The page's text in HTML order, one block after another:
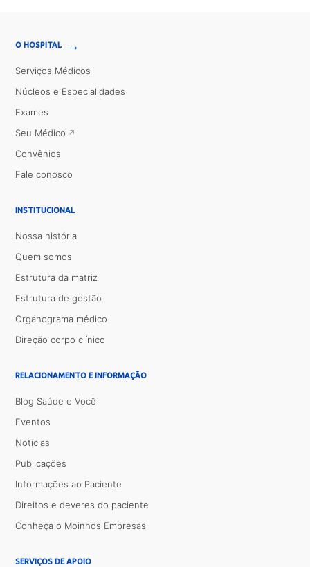
O HOSPITAL →
Serviços Médicos
Núcleos e Especialidades
Exames
Seu Médico
Convênios
Fale conosco
INSTITUCIONAL
Nossa história
Quem somos
Estrutura da matriz
Estrutura de gestão
Organograma médico
Direção corpo clínico
RELACIONAMENTO E INFORMAÇÃO
Blog Saúde e Você
Eventos
Notícias
Publicações
Informações ao Paciente
Direitos e deveres do paciente
Conheça o Moinhos Empresas
SERVIÇOS DE APOIO